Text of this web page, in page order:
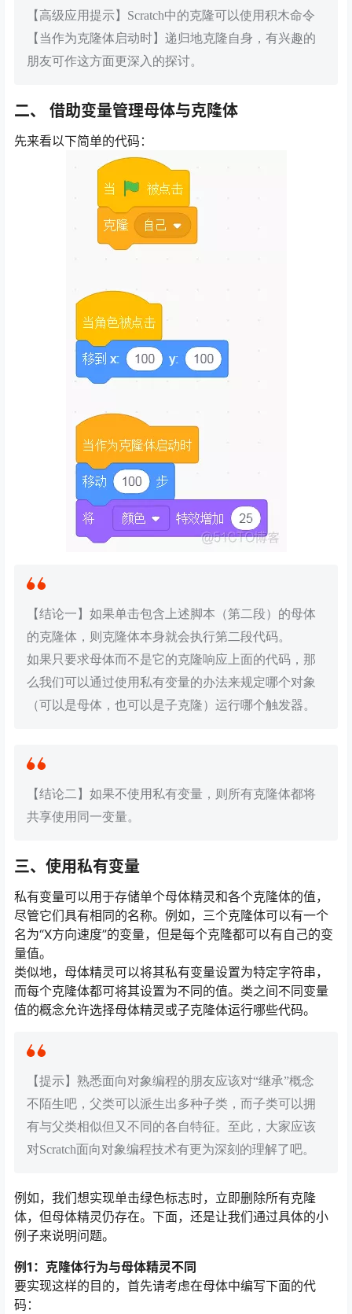
【高级应用提示】Scratch中的克隆可以使用积木命令
【当作为克隆体启动时】递归地克隆自身，有兴趣的
朋友可作这方面更深入的探讨。
二、 借助变量管理母体与克隆体
先来看以下简单的代码：
【结论一】如果单击包含上述脚本（第二段）的母体
的克隆体，则克隆体本身就会执行第二段代码。
如果只要求母体而不是它的克隆响应上面的代码，那
么我们可以通过使用私有变量的办法来规定哪个对象
（可以是母体，也可以是子克隆）运行哪个触发器。
【结论二】如果不使用私有变量，则所有克隆体都将
共享使用同一变量。
三、使用私有变量
私有变量可以用于存储单个母体精灵和各个克隆体的值，
尽管它们具有相同的名称。例如，三个克隆体可以有一个
名为“X方向速度”的变量，但是每个克隆都可以有自己的变
量值。
类似地，母体精灵可以将其私有变量设置为特定字符串，
而每个克隆体都可将其设置为不同的值。类之间不同变量
值的概念允许选择母体精灵或子克隆体运行哪些代码。
【提示】熟悉面向对象编程的朋友应该对“继承”概念
不陌生吧，父类可以派生出多种子类，而子类可以拥
有与父类相似但又不同的各自特征。至此，大家应该
对Scratch面向对象编程技术有更为深刻的理解了吧。
例如，我们想实现单击绿色标志时，立即删除所有克隆
体，但母体精灵仍存在。下面，还是让我们通过具体的小
例子来说明问题。
例1：克隆体行为与母体精灵不同
要实现这样的目的，首先请考虑在母体中编写下面的代
码：